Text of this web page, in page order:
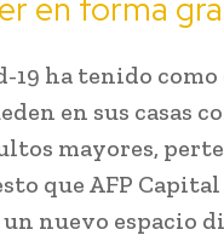
en forma
19 ha tenido
en sus casas
mayores,
que AFP
nuevo espacio